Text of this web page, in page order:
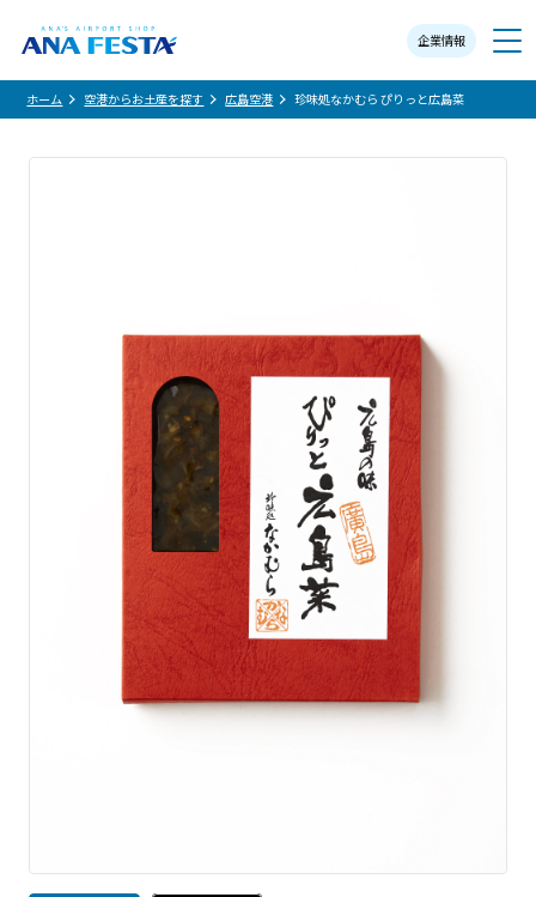
企業情報
メニュー
ホーム 空港からお土産を探す 広島空港 珍味処なかむら ぴりっと広島菜